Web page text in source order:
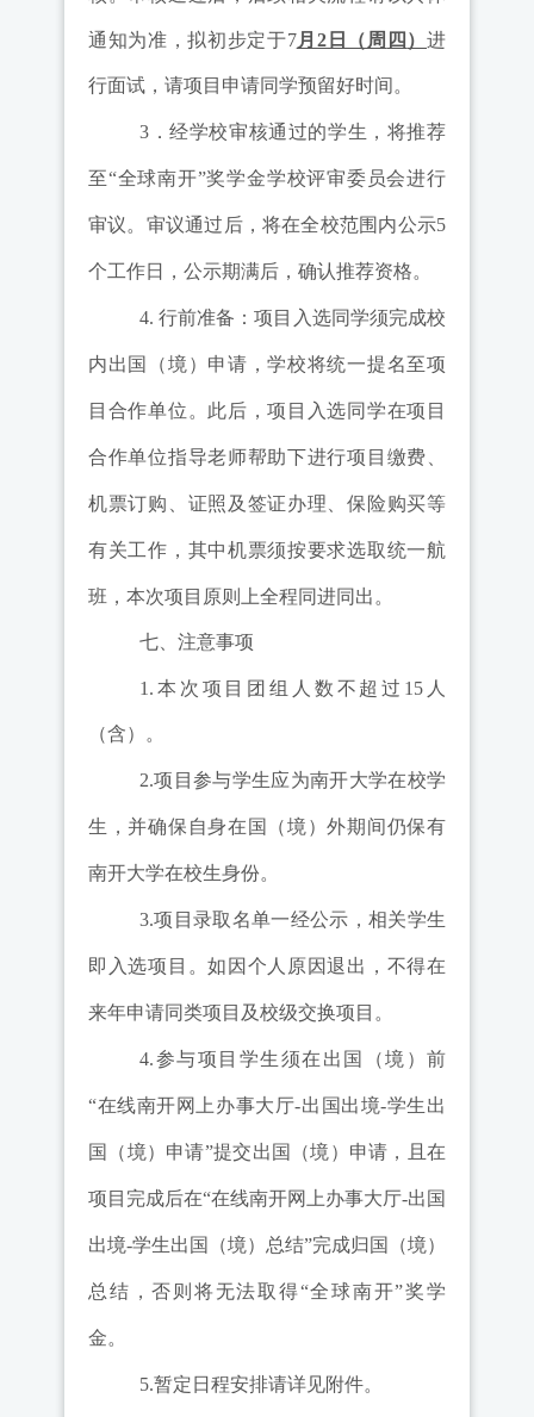
通知为准 ，拟初步定于7月2 日（周 四 ）进
行面试，请项目申请同学预留好时间。
3 ．经学校审核通过的学生，将推荐
至“全球南开”奖学金学校评审委员会进行
审议。审议通过后，将在全校范围内公示5
个工作日，公示期满后，确认推荐资格。
4.行前准备：项目入选同学须完成校
内出国（境）申请，学校将统一提名至项
目合作单位。此后，项目入选同学在项目
合作单位指导老师帮助下进行项目缴费、
机票订购、证照及签证办理、保险购买等
有关工作，其中机票须按要求选取统一航
班，本次项目原则上全程同进同出。
七、注意事项
1. 本次项目团组人数不超过 15 人
（含）。
2.项目参与学生应为南开大学在校学
生，并确保自身在国（境）外期间仍保有
南开大学在校生身份。
3.项目录取名单一经公示，相关学生
即入选项目。如因个人原因退出，不得在
来年申请同类项目及校级交换项目。
4.参与项目学生须在出国（境）前
“在线南开网上办事大厅-出国出境-学生出
国（境）申请”提交出国（境）申请，且在
项目完成后在“在线南开网上办事大厅-出国
出境-学生出国（境）总结”完成归国（境）
总结 ，否则将无法取得“全球南开”奖学
金。
5.暂定日程安排请详见附件。